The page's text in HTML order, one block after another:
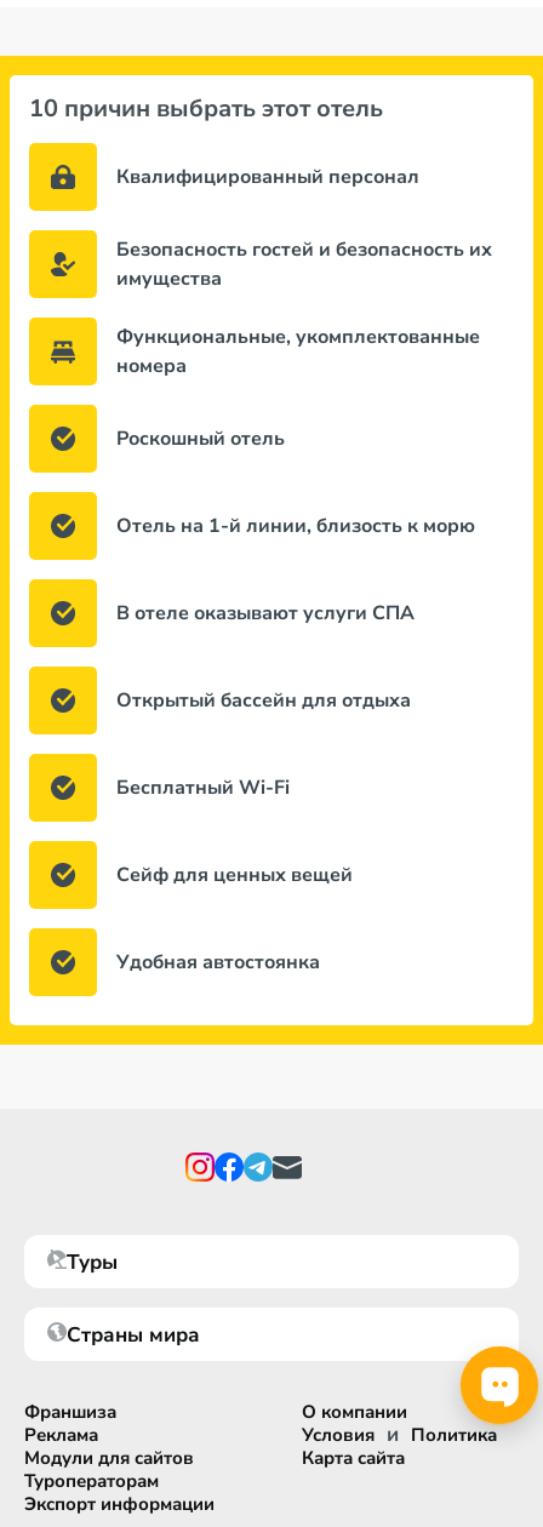
10 причин выбрать этот отель
Квалифицированный персонал
Безопасность гостей и безопасность их
имущества
Функциональные, укомплектованные
номера
Роскошный отель
Отель на 1-й линии, близость к морю
В отеле оказывают услуги СПА
Открытый бассейн для отдыха
Бесплатный Wi-Fi
Сейф для ценных вещей
Удобная автостоянка
Туры
Страны мира
Франшиза
Реклама
Модули для сайтов
Туроператорам
Экспорт информации
О компании
Условия и Политика
Карта сайта